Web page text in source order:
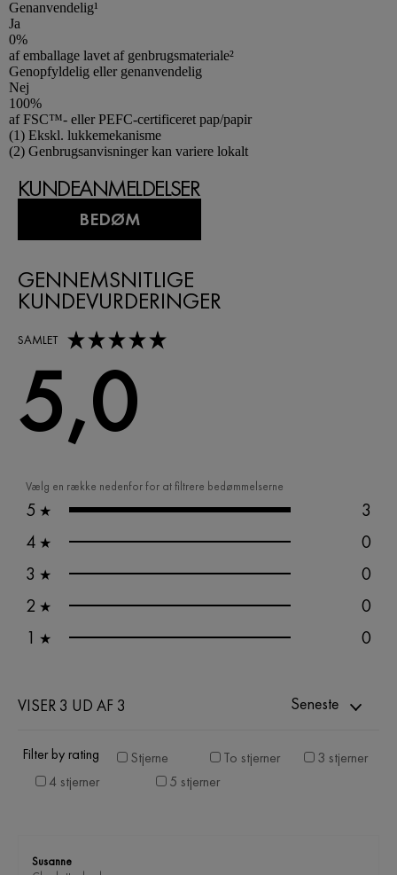
Genanvendelig¹
Ja
0%
af emballage lavet af genbrugsmateriale²
Genopfyldelig eller genanvendelig
Nej
100%
af FSC™- eller PEFC-certificeret pap/papir
Footnotes
(1) Ekskl. lukkemekanisme
(2) Genbrugsanvisninger kan variere lokalt
KUNDEANMELDELSER
BEDØM
Vælg en række nedenfor for at filtrere bedømmelserne
5 ★
3
4 ★
0
3 ★
0
2 ★
0
1 ★ 0
GENNEMSNITLIGE
KUNDEVURDERINGER
SAMLET
5,0 out of 5 stars
5,0
VISER 3 UD AF 3 Seneste
Filter by rating Stjerne To stjerner
3 stjerner
4 stjerner
5 stjerner
Susanne